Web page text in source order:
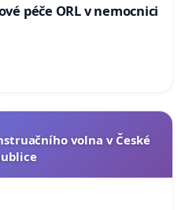
péče ORL v nemocnici
volna v České